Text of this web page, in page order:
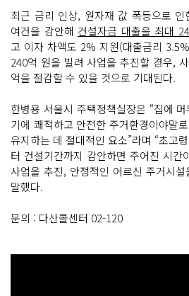
최근 금리 인상, 원자재 값 폭등으로 인
여건을 감안해 건설자금 대출을 최대
고 이자 차액도 2% 지원(대출금리
240억 원을 빌려 사업을 추진할 경우,
억을 절감할 수 있을 것으로 기대된다.
한병용 서울시 주택정책실장은 “집에
기에 쾌적하고 안전한 주거환경이야말
유지하는 데 절대적인 요소”라며 “초고
터 건설기간까지 감안하면 주어진 시간
사업을 추진, 안정적인 어르신 주거시
말했다.
문의 : 다산콜센터 02-120